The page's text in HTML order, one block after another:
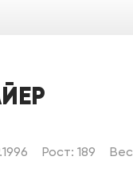
Рост: 189